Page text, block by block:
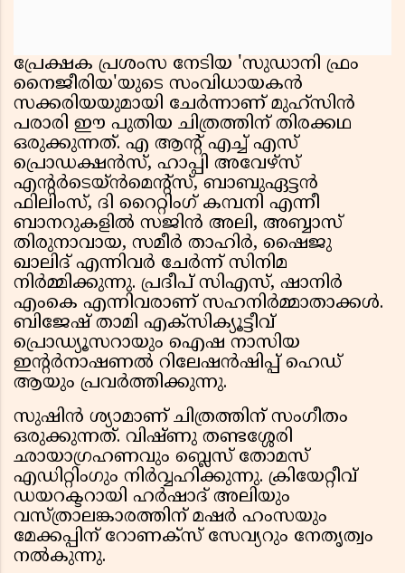
പ്രേക്ഷക പ്രശംസ നേടിയ 'സുഡാനി ഫ്രം
നൈജീരിയ'യുടെ സംവിധായകൻ
സക്കരിയയുമായി ചേർന്നാണ് മുഹ്‌സിൻ
പരാരി ഈ പുതിയ ചിത്രത്തിന് തിരക്കഥ
ഒരുക്കുന്നത്. എ ആൻ്റ് എച്ച് എസ്
പ്രൊഡക്ഷൻസ്, ഹാപ്പി അവേഴ്സ്
എൻ്റർടെയ്ൻമെൻ്റ്സ്, ബാബുഏട്ടൻ
ഫിലിംസ്, ദി റൈറ്റിംഗ് കമ്പനി എന്നീ
ബാനറുകളിൽ സജിൻ അലി, അബ്ബാസ്
തിരുനാവായ, സമീർ താഹിർ, ഷൈജു
ഖാലിദ് എന്നിവർ ചേർന്ന് സിനിമ
നിർമ്മിക്കുന്നു. പ്രദീപ് സിഎസ്, ഷാനിർ
എംകെ എന്നിവരാണ് സഹനിർമ്മാതാക്കൾ.
ബിജേഷ് താമി എക്സിക്യൂട്ടീവ്
പ്രൊഡ്യൂസറായും ഐഷ നാസിയ
ഇൻ്റർനാഷണൽ റിലേഷൻഷിപ്പ് ഹെഡ്
ആയും പ്രവർത്തിക്കുന്നു.
സുഷിൻ ശ്യാമാണ് ചിത്രത്തിന് സംഗീതം
ഒരുക്കുന്നത്. വിഷ്ണു തണ്ടശ്ശേരി
ഛായാഗ്രഹണവും ബ്ലെസ് തോമസ്
എഡിറ്റിംഗും നിർവ്വഹിക്കുന്നു. ക്രിയേറ്റീവ്
ഡയറക്ടറായി ഹർഷാദ് അലിയും
വസ്ത്രാലങ്കാരത്തിന് മഷർ ഹംസയും
മേക്കപ്പിന് റോണക്സ് സേവ്യറും നേതൃത്വം
നൽകുന്നു.